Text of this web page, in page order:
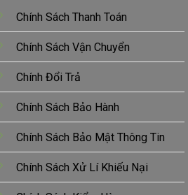
Chính Sách Thanh Toán
Chính Sách Vận Chuyển
Chính Đổi Trả
Chính Sách Bảo Hành
Chính Sách Bảo Mật Thông Tin
Chính Sách Xử Lí Khiếu Nại